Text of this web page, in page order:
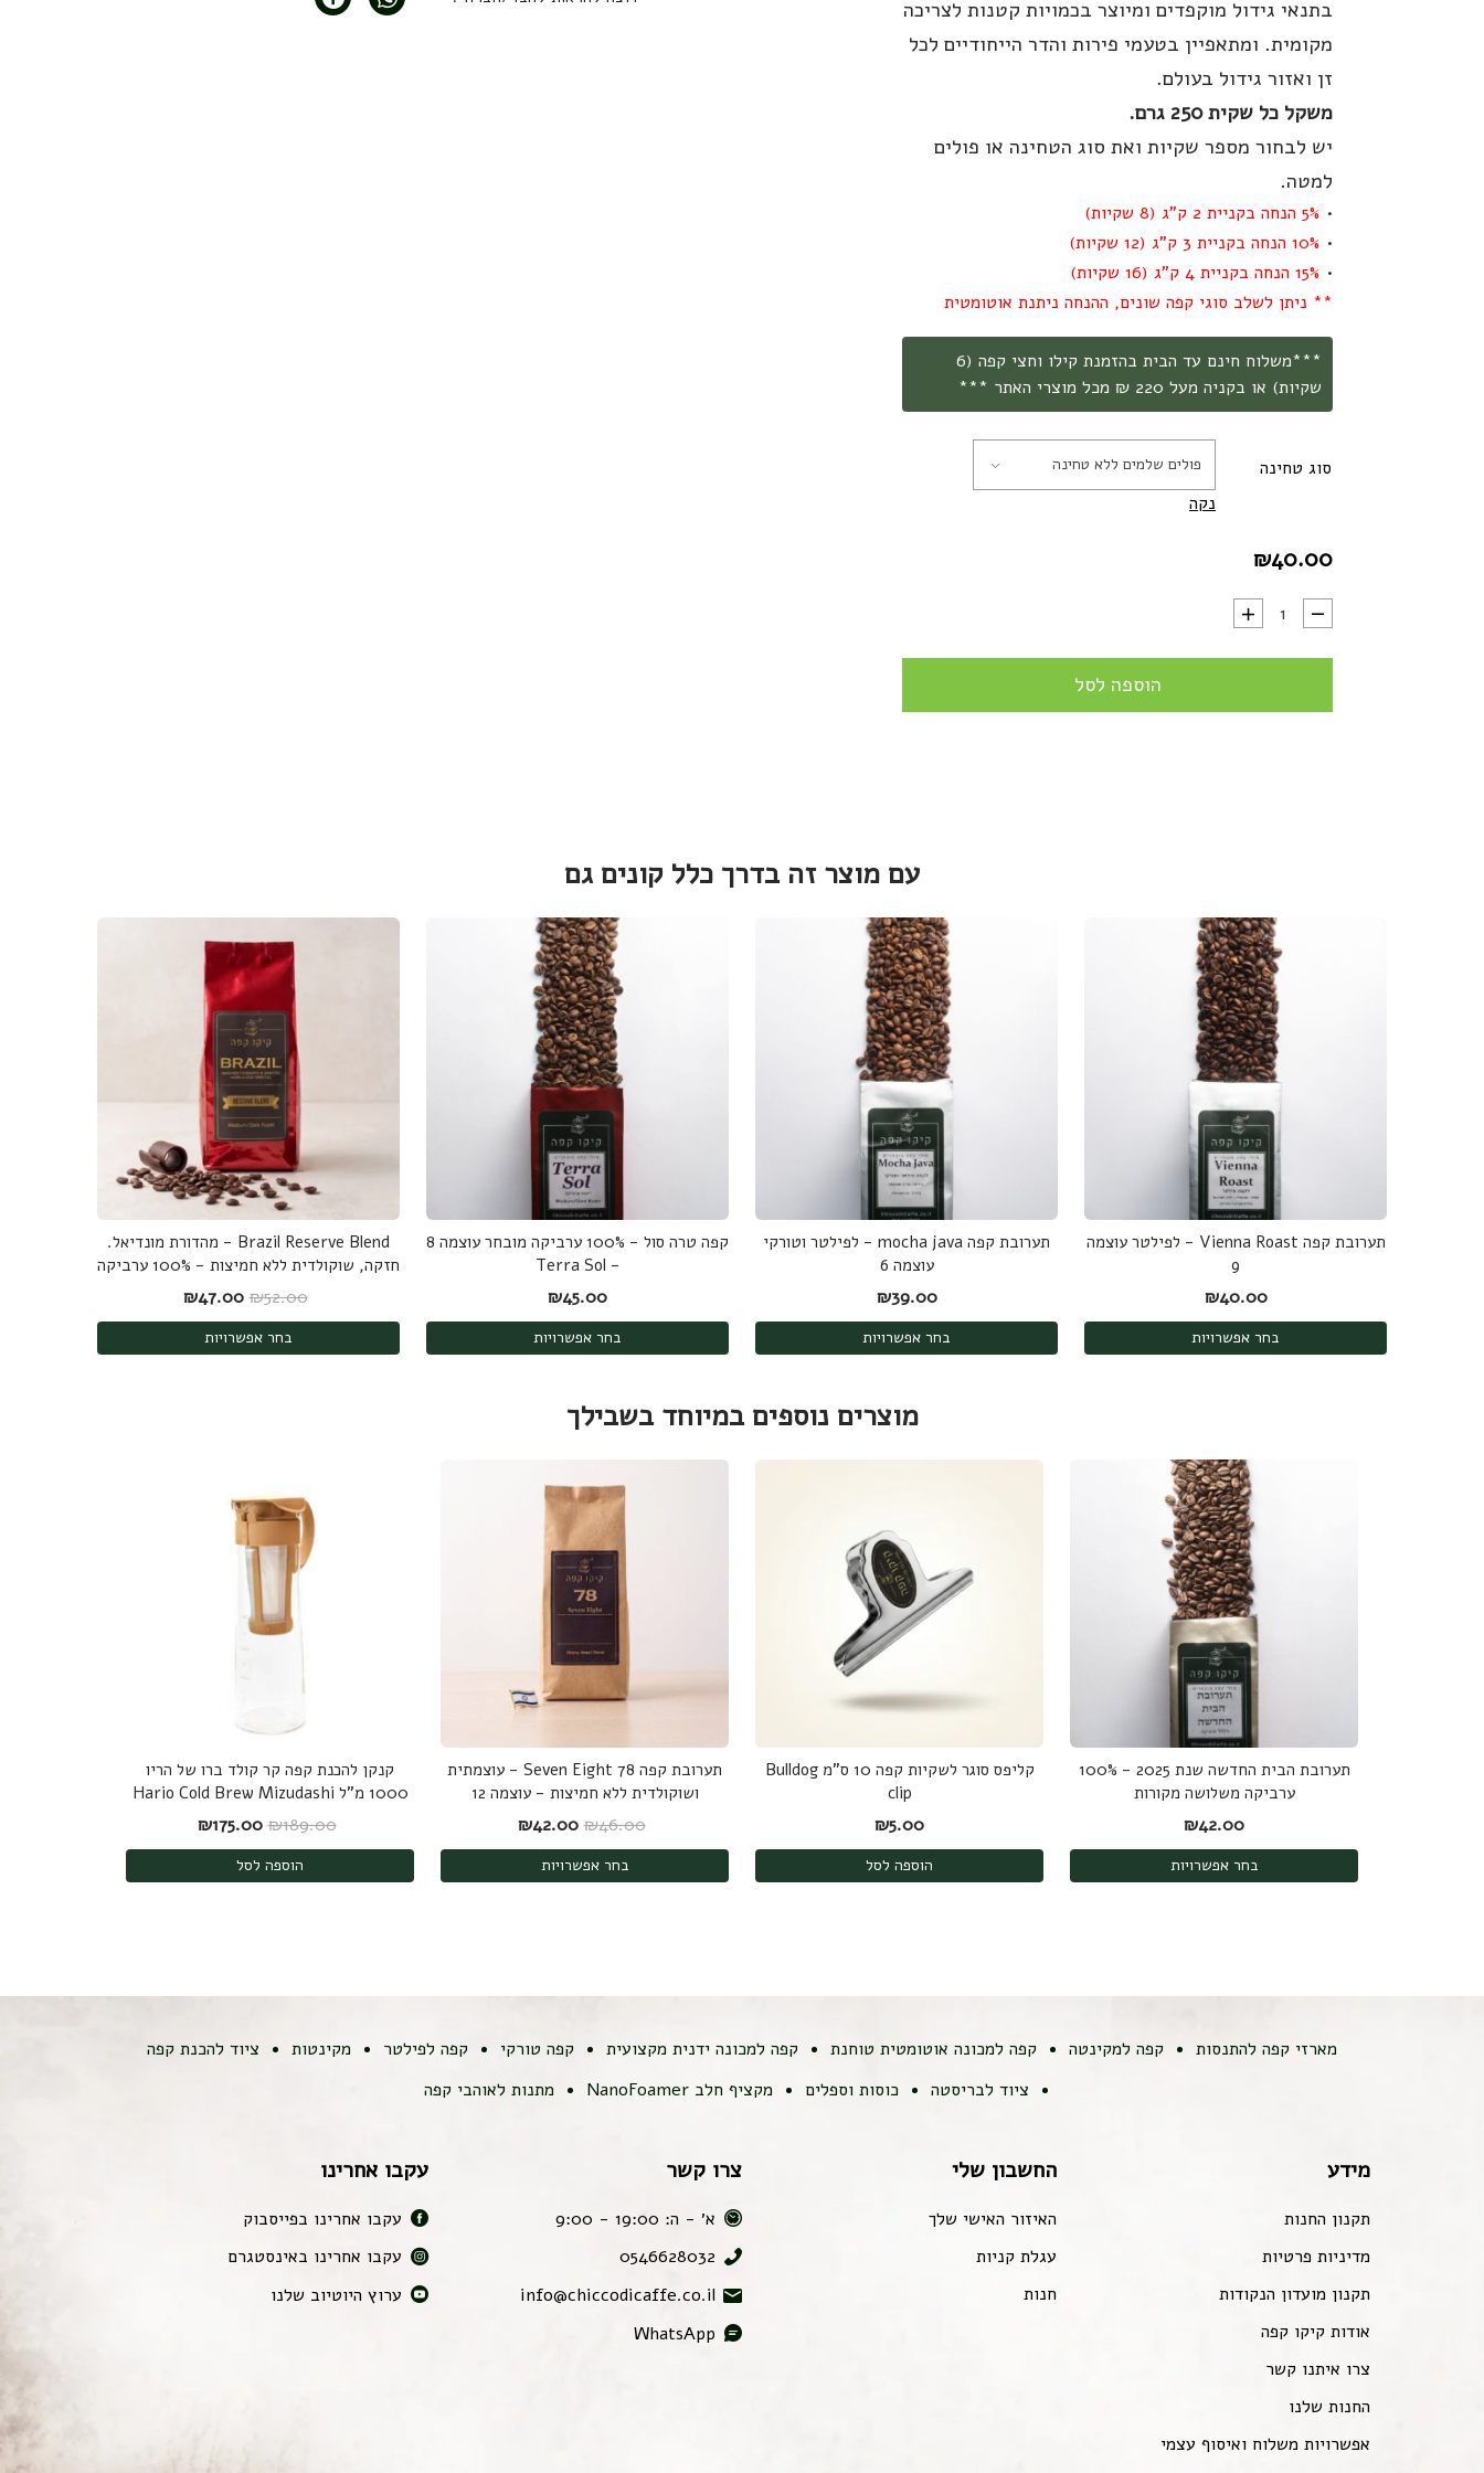
בתנאי גידול מוקפדים ומיוצר בכמויות קטנות לצריכה
מקומית. ומתאפיין בטעמי פירות והדר הייחודיים לכל
זן ואזור גידול בעולם.
משקל כל שקית 250 גרם.
יש לבחור מספר שקיות ואת סוג הטחינה או פולים
למטה.
5% הנחה בקניית 2 ק"ג (8 שקיות)
10% הנחה בקניית 3 ק"ג (12 שקיות)
15% הנחה בקניית 4 ק"ג (16 שקיות)
** ניתן לשלב סוגי קפה שונים, ההנחה ניתנת אוטומטית
***משלוח חינם עד הבית בהזמנת קילו וחצי קפה (6
שקיות) או בקניה מעל 220 ₪ מכל מוצרי האתר ***
סוג טחינה פולים שלמים ללא טחינה
נקה
₪40.00
כמות של תערובת קפה 3rd Wave - לפילטר עוצמה 8
הוספה לסל
עם מוצר זה בדרך כלל קונים גם
תערובת קפה Vienna Roast - לפילטר עוצמה
9
₪40.00
בחר אפשרויות
תערובת קפה mocha java - לפילטר וטורקי
עוצמה 6
₪39.00
בחר אפשרויות
קפה טרה סול - 100% ערביקה מובחר עוצמה 8
- Terra Sol
₪45.00
בחר אפשרויות
Brazil Reserve Blend - מהדורת מונדיאל.
חזקה, שוקולדית ללא חמיצות - 100% ערביקה
₪52.00 המחיר המקורי היה: ₪52.00.
₪47.00 המחיר הנוכחי הוא: ₪47.00.
בחר אפשרויות
מוצרים נוספים במיוחד בשבילך
תערובת הבית החדשה שנת 2025 - 100%
ערביקה משלושה מקורות
₪42.00
בחר אפשרויות
קליפס סוגר לשקיות קפה 10 ס"מ Bulldog
clip
₪5.00
הוספה לסל
תערובת קפה 78 Seven Eight - עוצמתית
ושוקולדית ללא חמיצות - עוצמה 12
₪46.00 המחיר המקורי היה: ₪46.00.
₪42.00 המחיר הנוכחי הוא: ₪42.00.
בחר אפשרויות
קנקן להכנת קפה קר קולד ברו של הריו
1000 מ"ל Hario Cold Brew Mizudashi
₪189.00 המחיר המקורי היה: ₪189.00.
₪175.00 המחיר הנוכחי הוא: ₪175.00.
הוספה לסל
מארזי קפה להתנסות קפה למקינטה קפה למכונה אוטומטית טוחנת קפה למכונה ידנית מקצועית קפה טורקי קפה לפילטר מקינטות
ציוד להכנת קפה
ציוד לבריסטה
כוסות וספלים מקציף חלב NanoFoamer מתנות לאוהבי קפה
מידע
תקנון החנות
מדיניות פרטיות
תקנון מועדון הנקודות
אודות קיקו קפה
צרו איתנו קשר
החנות שלנו
אפשרויות משלוח ואיסוף עצמי
החשבון שלי
האיזור האישי שלך
עגלת קניות
חנות
צרו קשר
א׳ - ה: 19:00 - 9:00
0546628032
info@chiccodicaffe.co.il
WhatsApp
עקבו אחרינו
עקבו אחרינו בפייסבוק
עקבו אחרינו באינסטגרם
ערוץ היוטיוב שלנו